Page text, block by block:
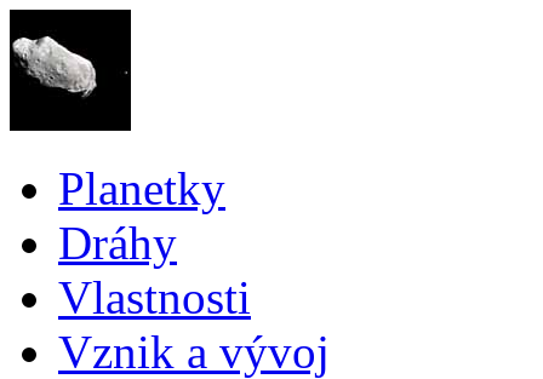
Planetky
Dráhy
Vlastnosti
Vznik a vývoj